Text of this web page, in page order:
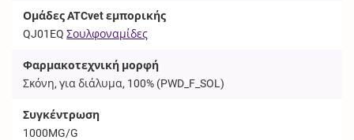
Ομάδες ATCvet εμπορικής
QJ01EQ Σουλφοναμίδες
Φαρμακοτεχνική μορφή
Σκόνη, για διάλυμα, 100% (PWD_F_SOL)
Συγκέντρωση
1000MG/G